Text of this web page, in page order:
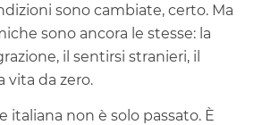
sono cambiate, certo. Ma
sono ancora le stesse: la
il sentirsi stranieri, il
vita da zero.
italiana non è solo passato. È